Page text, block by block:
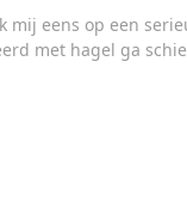
eens op een
met hagel ga